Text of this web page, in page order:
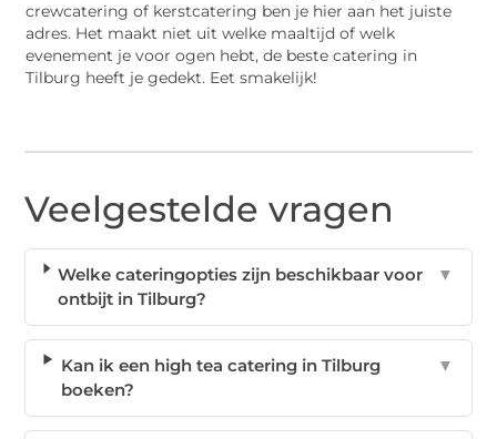
crewcatering of kerstcatering ben je hier aan het juiste
adres. Het maakt niet uit welke maaltijd of welk
evenement je voor ogen hebt, de beste catering in
Tilburg heeft je gedekt. Eet smakelijk!
Veelgestelde vragen
Welke cateringopties zijn beschikbaar voor
ontbijt in Tilburg?
▼
Kan ik een high tea catering in Tilburg
boeken?
▼